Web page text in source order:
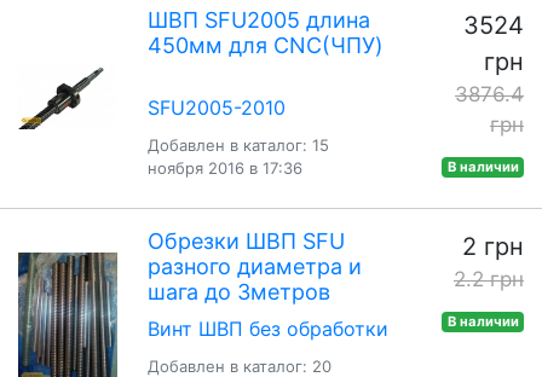
ШВП SFU2005 длина
450мм для CNC(ЧПУ)
SFU2005-2010
Добавлен в каталог: 15
ноября 2016 в 17:36
3524
грн
3876.4
грн
В наличии
Обрезки ШВП SFU
разного диаметра и
шага до 3метров
Винт ШВП без обработки
Добавлен в каталог: 20
2 грн
2.2 грн
В наличии